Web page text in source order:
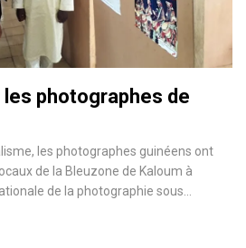
les photographes de
les photographes guinéens ont
de la Bleuzone de Kaloum à
de la photographie sous…